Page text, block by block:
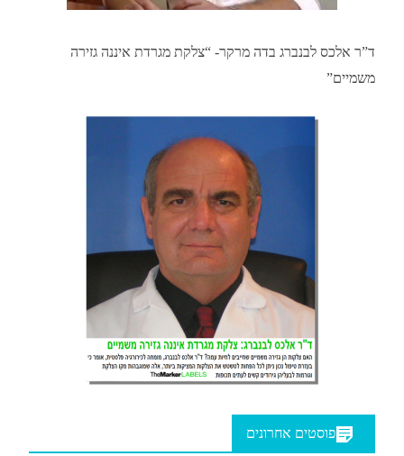
ד”ר אלכס לבנברג בדה מרקר- “צלקת מגרדת איננה גזירה
משמיים”
פוסטים אחרונים